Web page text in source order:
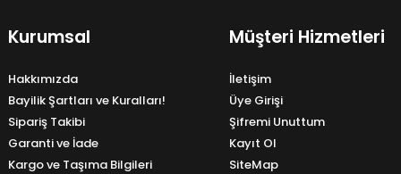
Kurumsal
Hakkımızda
Bayilik Şartları ve Kuralları!
Sipariş Takibi
Garanti ve İade
Kargo ve Taşıma Bilgileri
Müşteri Hizmetleri
İletişim
Üye Girişi
Şifremi Unuttum
Kayıt Ol
SiteMap